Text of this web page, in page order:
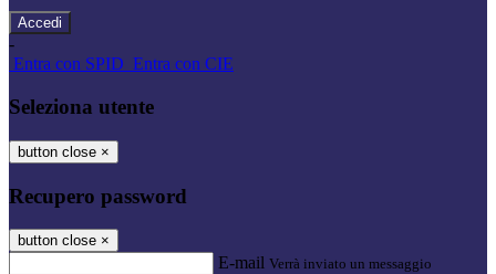
-
Entra con SPID Entra con CIE
Seleziona utente
button close ×
Recupero password
button close ×
E-mail Verrà inviato un messaggio